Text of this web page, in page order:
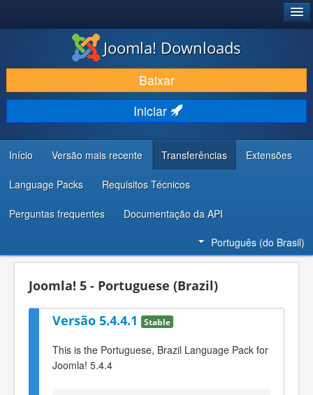
BAIXAR E APRIMORAR
DESCUBRA & APRENDA
COMUNIDADE & SUPORTE
RECURSOS PARA DESENVOLVEDORES
Joomla! Downloads
Baixar
Iniciar
Início Versão mais recente Transferências Extensões
Language Packs Requisitos Técnicos
Perguntas frequentes Documentação da API
Português (do Brasil)
Joomla! 5 - Portuguese (Brazil)
Versão 5.4.4.1 Stable
This is the Portuguese, Brazil Language Pack for
Joomla! 5.4.4